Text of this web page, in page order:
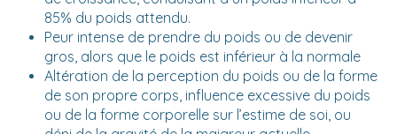
85% du poids attendu.
Peur intense de prendre du poids ou de devenir
gros, alors que le poids est inférieur à la normale
Altération de la perception du poids ou de la forme
de son propre corps, influence excessive du poids
ou de la forme corporelle sur l’estime de soi, ou